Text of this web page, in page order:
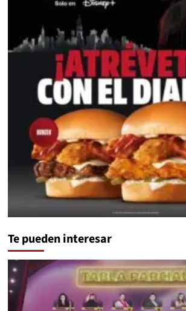
Te pueden interesar